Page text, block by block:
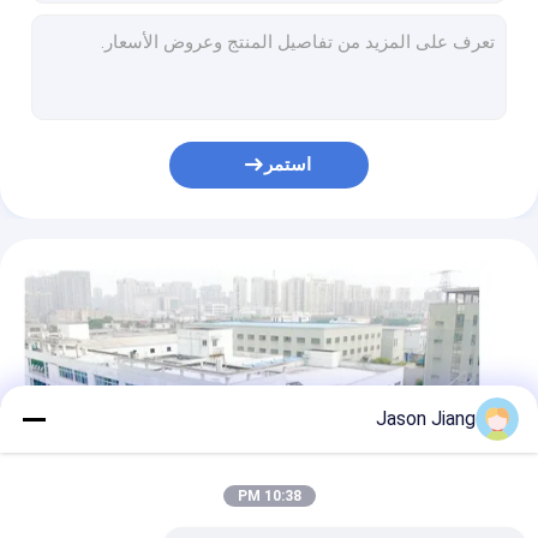
معدات مقاومة للانفجار
المنطقة 1 المنطقة 2 دليل على الانفجار أدى لمبات الإضاءة عالية خليج أدى ضوء Ufo 150w 5700k 6500K
لوحة إضاءة مقاومة للانفجار من Atex 24000 لومن 240 وات أضواء LED عالية خليج
إضاءة LED مقاومة للانفجار مقاومة للتآكل من عموم أمريكا 150 وات Ufo High Bay
دليل على الانفجار المسطح أدى أضواء خليج عالية 5000k ATEX مقاوم للماء 120W Ip66
استمر
Jason Jiang
10:38 PM